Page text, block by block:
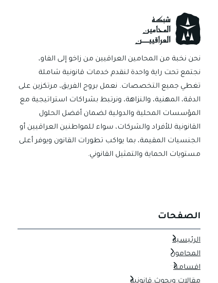
نحن نخبة من المحامين العراقيين من زاخو إلى الفاو،
نجتمع تحت راية واحدة لنقدم خدمات قانونية شاملة
تغطي جميع التخصصات. نعمل بروح الفريق، مرتكزين على
الدقة، المهنية، والنزاهة، ونرتبط بشراكات استراتيجية مع
المؤسسات المحلية والدولية لضمان أفضل الحلول
القانونية للأفراد والشركات، سواء للمواطنين العراقيين أو
الجنسيات المقيمة، بما يواكب تطورات القانون ويوفر أعلى
مستويات الحماية والتمثيل القانوني.
الصفحات
الرئيسية
المحامون
اقسامنا